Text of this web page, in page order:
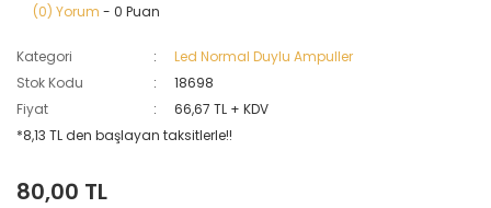
(0) Yorum - 0 Puan
Kategori
Led Normal Duylu Ampuller
Stok Kodu
18698
Fiyat
66,67 TL + KDV
*8,13 TL den başlayan taksitlerle!!
80,00 TL